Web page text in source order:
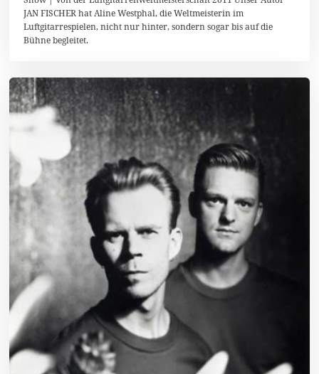
.
F
e
r
2
0
1
JAN FISCHER hat Aline Westphal, die Weltmeisterin im
Luftgitarrespielen, nicht nur hinter, sondern sogar bis auf die
Bühne begleitet.